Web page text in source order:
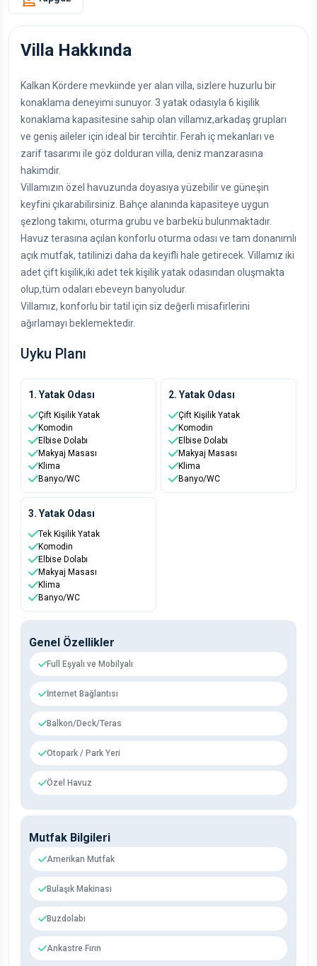
Villa Hakkında
Kalkan Kördere mevkiinde yer alan villa, sizlere huzurlu bir
konaklama deneyimi sunuyor. 3 yatak odasıyla 6 kişilik
konaklama kapasitesine sahip olan villamız,arkadaş grupları
ve geniş aileler için ideal bir tercihtir. Ferah iç mekanları ve
zarif tasarımı ile göz dolduran villa, deniz manzarasına
hakimdir.
Villamızın özel havuzunda doyasıya yüzebilir ve güneşin
keyfini çıkarabilirsiniz. Bahçe alanında kapasiteye uygun
şezlong takımı, oturma grubu ve barbekü bulunmaktadır.
Havuz terasına açılan konforlu oturma odası ve tam donanımlı
açık mutfak, tatilinizi daha da keyifli hale getirecek. Villamız iki
adet çift kişilik,iki adet tek kişilik yatak odasından oluşmakta
olup,tüm odaları ebeveyn banyoludur.
Villamız, konforlu bir tatil için siz değerli misafirlerini
ağırlamayı beklemektedir.
Uyku Planı
1. Yatak Odası
Çift Kişilik Yatak
Komodin
Elbise Dolabı
Makyaj Masası
Klima
Banyo/WC
2. Yatak Odası
Çift Kişilik Yatak
Komodin
Elbise Dolabı
Makyaj Masası
Klima
Banyo/WC
3. Yatak Odası
Tek Kişilik Yatak
Komodin
Elbise Dolabı
Makyaj Masası
Klima
Banyo/WC
Genel Özellikler
Full Eşyalı ve Mobilyalı
İnternet Bağlantısı
Balkon/Deck/Teras
Otopark / Park Yeri
Özel Havuz
Mutfak Bilgileri
Amerikan Mutfak
Bulaşık Makinası
Buzdolabı
Ankastre Fırın